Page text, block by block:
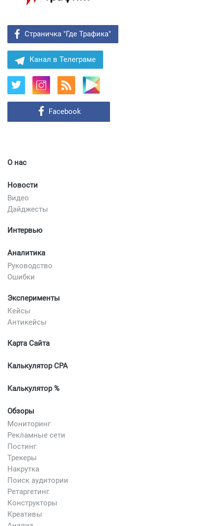
Страничка "Где Трафика"
Канал в Телеграме
О нас
Новости
Видео
Дайджесты
Интервью
Аналитика
Руководство
Ошибки
Эксперименты
Кейсы
Антикейсы
Карта Сайта
Калькулятор CPA
Калькулятор %
Обзоры
Мониторинг
Рекламные сети
Постинг
Трекеры
Накрутка
Поиск аудитории
Ретаргетинг
Конструкторы
Креативы
Facebook